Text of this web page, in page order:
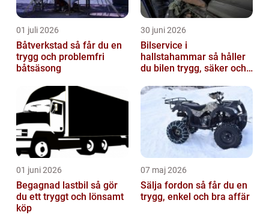
01 juli 2026
Båtverkstad så får du en
trygg och problemfri
båtsäsong
30 juni 2026
Bilservice i
hallstahammar så håller
du bilen trygg, säker och
01 juni 2026
Begagnad lastbil så gör
du ett tryggt och lönsamt
köp
07 maj 2026
Sälja fordon så får du en
trygg, enkel och bra affär